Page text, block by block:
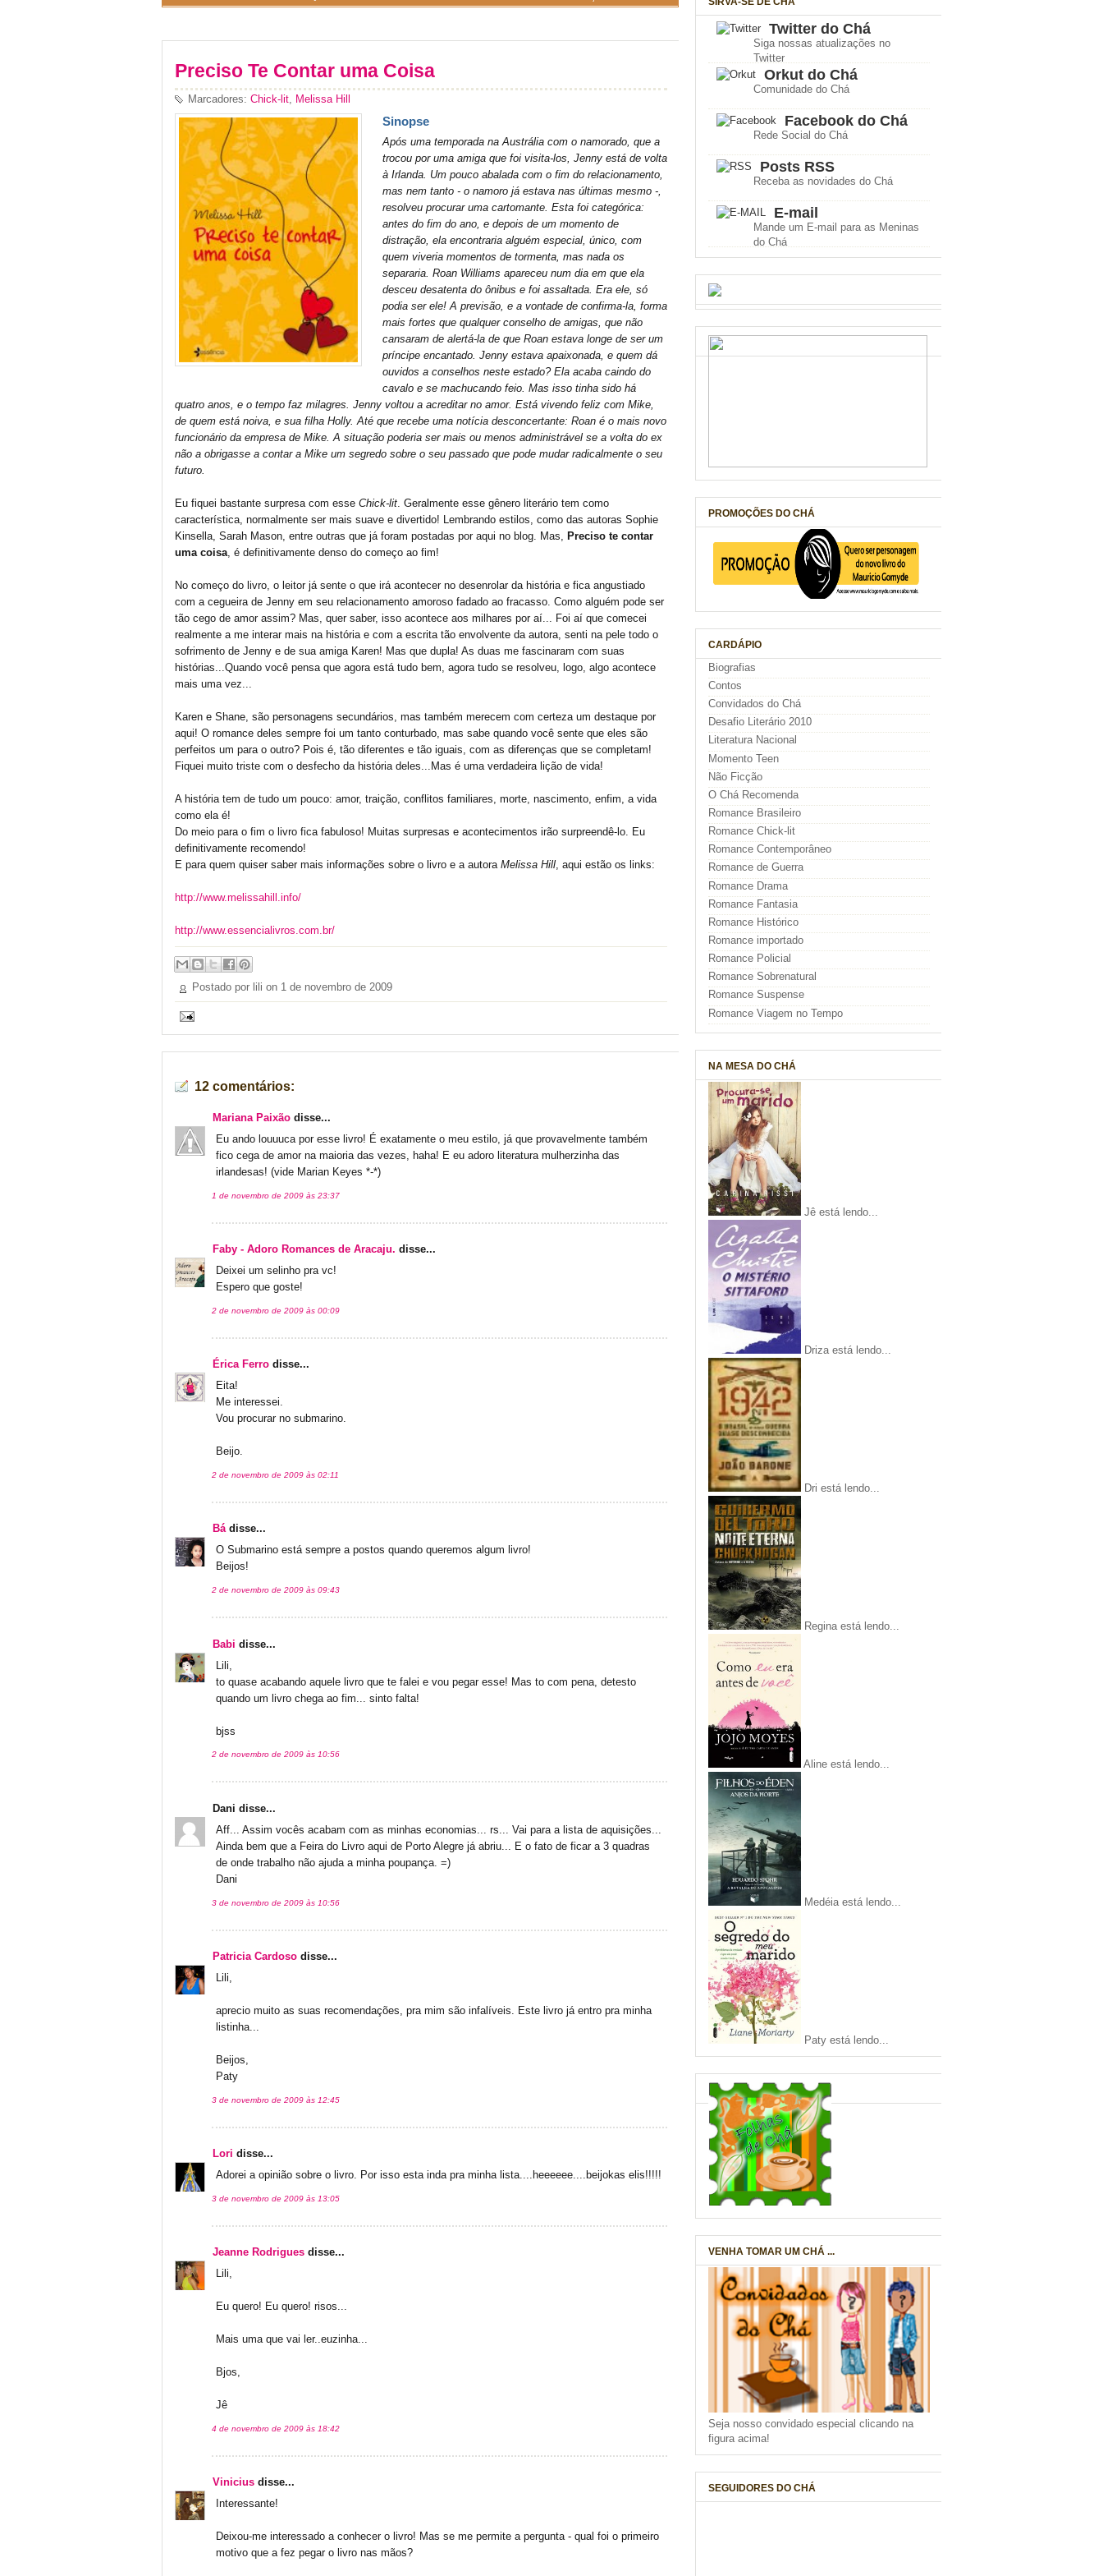
Preciso Te Contar uma Coisa
Marcadores: Chick-lit Melissa Hill
Sinopse
Após uma temporada na Austrália com o namorado, que a
trocou por uma amiga que foi visita-los, Jenny está de volta
à Irlanda. Um pouco abalada com o fim do relacionamento,
mas nem tanto - o namoro já estava nas últimas mesmo -,
resolveu procurar uma cartomante. Esta foi categórica:
antes do fim do ano, e depois de um momento de
distração, ela encontraria alguém especial, único, com
quem viveria momentos de tormenta, mas nada os
separaria. Roan Williams apareceu num dia em que ela
desceu desatenta do ônibus e foi assaltada. Era ele, só
podia ser ele! A previsão, e a vontade de confirma-la, forma
mais fortes que qualquer conselho de amigas, que não
cansaram de alertá-la de que Roan estava longe de ser um
príncipe encantado. Jenny estava apaixonada, e quem dá
ouvidos a conselhos neste estado? Ela acaba caindo do
cavalo e se machucando feio. Mas isso tinha sido há
quatro anos, e o tempo faz milagres. Jenny voltou a acreditar no amor. Está vivendo feliz com Mike,
de quem está noiva, e sua filha Holly. Até que recebe uma notícia desconcertante: Roan é o mais novo
funcionário da empresa de Mike. A situação poderia ser mais ou menos administrável se a volta do ex
não a obrigasse a contar a Mike um segredo sobre o seu passado que pode mudar radicalmente o seu
futuro.
Eu fiquei bastante surpresa com esse Chick-lit . Geralmente esse gênero literário tem como
característica, normalmente ser mais suave e divertido! Lembrando estilos, como das autoras Sophie
Kinsella, Sarah Mason, entre outras que já foram postadas por aqui no blog. Mas,
Preciso te contar
uma coisa , é definitivamente denso do começo ao fim!
No começo do livro, o leitor já sente o que irá acontecer no desenrolar da história e fica angustiado
com a cegueira de Jenny em seu relacionamento amoroso fadado ao fracasso. Como alguém pode ser
tão cego de amor assim? Mas, quer saber, isso acontece aos milhares por aí... Foi aí que comecei
realmente a me interar mais na história e com a escrita tão envolvente da autora, senti na pele todo o
sofrimento de Jenny e de sua amiga Karen! Mas que dupla! As duas me fascinaram com suas
histórias...Quando você pensa que agora está tudo bem, agora tudo se resolveu, logo, algo acontece
mais uma vez...
Karen e Shane, são personagens secundários, mas também merecem com certeza um destaque por
aqui! O romance deles sempre foi um tanto conturbado, mas sabe quando você sente que eles são
perfeitos um para o outro? Pois é, tão diferentes e tão iguais, com as diferenças que se completam!
Fiquei muito triste com o desfecho da história deles...Mas é uma verdadeira lição de vida!
A história tem de tudo um pouco: amor, traição, conflitos familiares, morte, nascimento, enfim, a vida
como ela é!
Do meio para o fim o livro fica fabuloso! Muitas surpresas e acontecimentos irão surpreendê-lo. Eu
definitivamente recomendo!
E para quem quiser saber mais informações sobre o livro e a autora Melissa Hill , aqui estão os links:
http://www.melissahill.info/
http://www.essencialivros.com.br/
Postado por lili on 1 de novembro de 2009
12 comentários:
Mariana Paixão disse...
Eu ando louuuca por esse livro! É exatamente o meu estilo, já que provavelmente também
fico cega de amor na maioria das vezes, haha! E eu adoro literatura mulherzinha das
irlandesas! (vide Marian Keyes *-*)
1 de novembro de 2009 às 23:37
Faby - Adoro Romances de Aracaju. disse...
Deixei um selinho pra vc!
Espero que goste!
2 de novembro de 2009 às 00:09
Érica Ferro disse...
Eita!
Me interessei.
Vou procurar no submarino.
Beijo.
2 de novembro de 2009 às 02:11
Bádisse...
O Submarino está sempre a postos quando queremos algum livro!
Beijos!
2 de novembro de 2009 às 09:43
Babi disse...
Lili,
to quase acabando aquele livro que te falei e vou pegar esse! Mas to com pena, detesto
quando um livro chega ao fim... sinto falta!
bjss
2 de novembro de 2009 às 10:56
Dani disse...
Aff... Assim vocês acabam com as minhas economias... rs... Vai para a lista de aquisições...
Ainda bem que a Feira do Livro aqui de Porto Alegre já abriu... E o fato de ficar a 3 quadras
de onde trabalho não ajuda a minha poupança. =)
Dani
3 de novembro de 2009 às 10:56
Patricia Cardoso disse...
Lili,
aprecio muito as suas recomendações, pra mim são infalíveis. Este livro já entro pra minha
listinha...
Beijos,
Paty
3 de novembro de 2009 às 12:45
Lori disse...
Adorei a opinião sobre o livro. Por isso esta inda pra minha lista....heeeeee....beijokas elis!!!!!
3 de novembro de 2009 às 13:05
Jeanne Rodrigues disse...
Lili,
Eu quero! Eu quero! risos...
Mais uma que vai ler..euzinha...
Bjos,
Jê
4 de novembro de 2009 às 18:42
Vinicius disse...
Interessante!
Deixou-me interessado a conhecer o livro! Mas se me permite a pergunta - qual foi o primeiro
motivo que a fez pegar o livro nas mãos?
Twitter do Chá
Siga nossas atualizações no
Twitter
Orkut do Chá
Comunidade do Chá
Facebook do Chá
Rede Social do Chá
Posts RSS
Receba as novidades do Chá
E-mail
Mande um E-mail para as Meninas
do Chá
PROMOÇÕES DO CHÁ
CARDÁPIO
Biografias
Contos
Convidados do Chá
Desafio Literário 2010
Literatura Nacional
Momento Teen
Não Ficção
O Chá Recomenda
Romance Brasileiro
Romance Chick-lit
Romance Contemporâneo
Romance de Guerra
Romance Drama
Romance Fantasia
Romance Histórico
Romance importado
Romance Policial
Romance Sobrenatural
Romance Suspense
Romance Viagem no Tempo
NA MESA DO CHÁ
Jê está lendo...
Driza está lendo...
Dri está lendo...
Regina está lendo...
Aline está lendo...
Medéia está lendo...
Paty está lendo...
VENHA TOMAR UM CHÁ ...
Seja nosso convidado especial clicando na
figura acima!
SEGUIDORES DO CHÁ